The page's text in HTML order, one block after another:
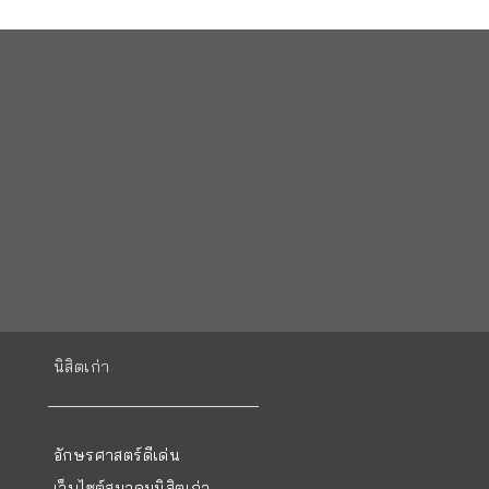
นิสิตเก่า
อักษรศาสตร์ดีเด่น